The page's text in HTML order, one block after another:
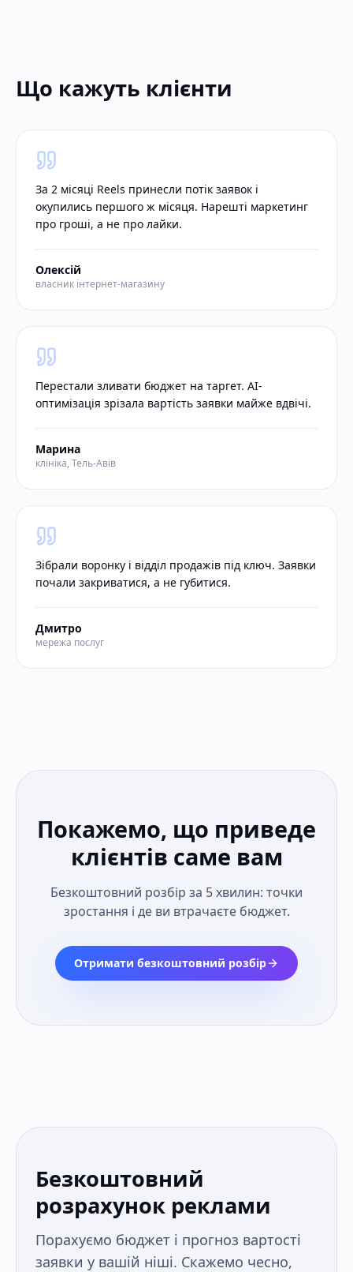
Що кажуть клієнти
За 2 місяці Reels принесли потік заявок і
окупились першого ж місяця. Нарешті маркетинг
про гроші, а не про лайки.
Олексій
власник інтернет-магазину
Перестали зливати бюджет на таргет. AI-
оптимізація зрізала вартість заявки майже вдвічі.
Марина
клініка, Тель-Авів
Зібрали воронку і відділ продажів під ключ. Заявки
почали закриватися, а не губитися.
Дмитро
мережа послуг
Покажемо, що приведе
клієнтів саме вам
Безкоштовний розбір за 5 хвилин: точки
зростання і де ви втрачаєте бюджет.
Отримати безкоштовний розбір
Безкоштовний
розрахунок реклами
Порахуємо бюджет і прогноз вартості
заявки у вашій ніші. Скажемо чесно,